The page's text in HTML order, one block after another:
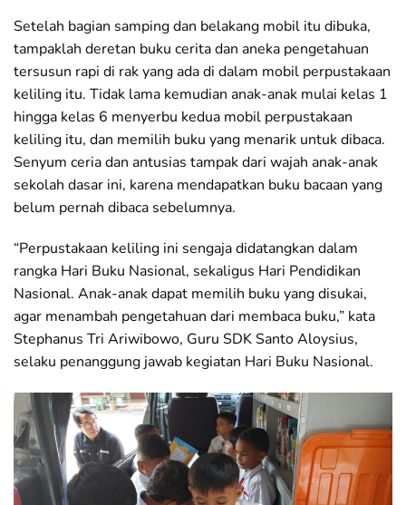
Setelah bagian samping dan belakang mobil itu dibuka,
tampaklah deretan buku cerita dan aneka pengetahuan
tersusun rapi di rak yang ada di dalam mobil perpustakaan
keliling itu. Tidak lama kemudian anak-anak mulai kelas 1
hingga kelas 6 menyerbu kedua mobil perpustakaan
keliling itu, dan memilih buku yang menarik untuk dibaca.
Senyum ceria dan antusias tampak dari wajah anak-anak
sekolah dasar ini, karena mendapatkan buku bacaan yang
belum pernah dibaca sebelumnya.
“Perpustakaan keliling ini sengaja didatangkan dalam
rangka Hari Buku Nasional, sekaligus Hari Pendidikan
Nasional. Anak-anak dapat memilih buku yang disukai,
agar menambah pengetahuan dari membaca buku,” kata
Stephanus Tri Ariwibowo, Guru SDK Santo Aloysius,
selaku penanggung jawab kegiatan Hari Buku Nasional.